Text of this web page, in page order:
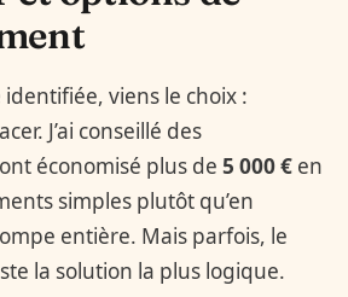
viens le choix :
J’ai conseillé des
économisé plus de 5 000 € en
simples plutôt qu’en
entière. Mais parfois, le
la solution la plus logique.